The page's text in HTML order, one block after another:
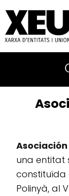
una entitat
constituïda
Polinyà, al